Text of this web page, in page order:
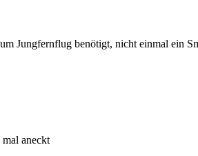
Jungfernflug benötigt, nicht einmal ein
aneckt